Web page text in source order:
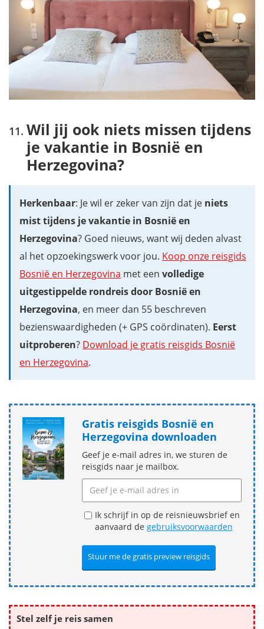
Wil jij ook niets missen tijdens
je vakantie in Bosnië en
Herzegovina?
Herkenbaar: Je wil er zeker van zijn dat je niets
mist tijdens je vakantie in Bosnië en
Herzegovina? Goed nieuws, want wij deden alvast
al het opzoekingswerk voor jou. Koop onze reisgids
Bosnië en Herzegovina met een volledige
uitgestippelde rondreis door Bosnië en
Herzegovina, en meer dan 55 beschreven
bezienswaardigheden (+ GPS coördinaten). Eerst
uitproberen? Download je gratis reisgids Bosnië
en Herzegovina.
Gratis reisgids Bosnië en
Herzegovina downloaden
Geef je e-mail adres in, we sturen de
reisgids naar je mailbox.
Ik schrijf in op de reisnieuwsbrief en
aanvaard de gebruiksvoorwaarden
Stel zelf je reis samen